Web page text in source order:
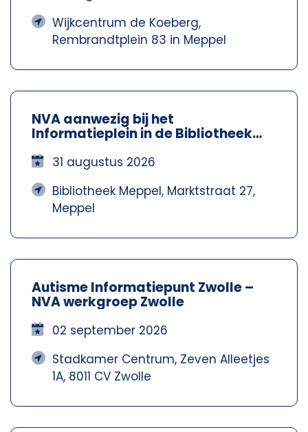
Wijkcentrum de Koeberg,
Rembrandtplein 83 in Meppel
NVA aanwezig bij het
Informatieplein in de Bibliotheek
Meppel
31 augustus 2026
Bibliotheek Meppel, Marktstraat 27,
Meppel
Autisme Informatiepunt Zwolle –
NVA werkgroep Zwolle
02 september 2026
Stadkamer Centrum, Zeven Alleetjes
1A, 8011 CV Zwolle